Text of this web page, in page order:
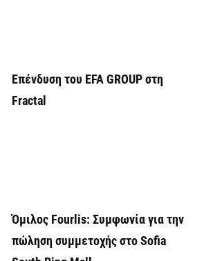
Επένδυση του EFA GROUP στη
Fractal
Όμιλος Fourlis: Συμφωνία για την
πώληση συμμετοχής στο Sofia